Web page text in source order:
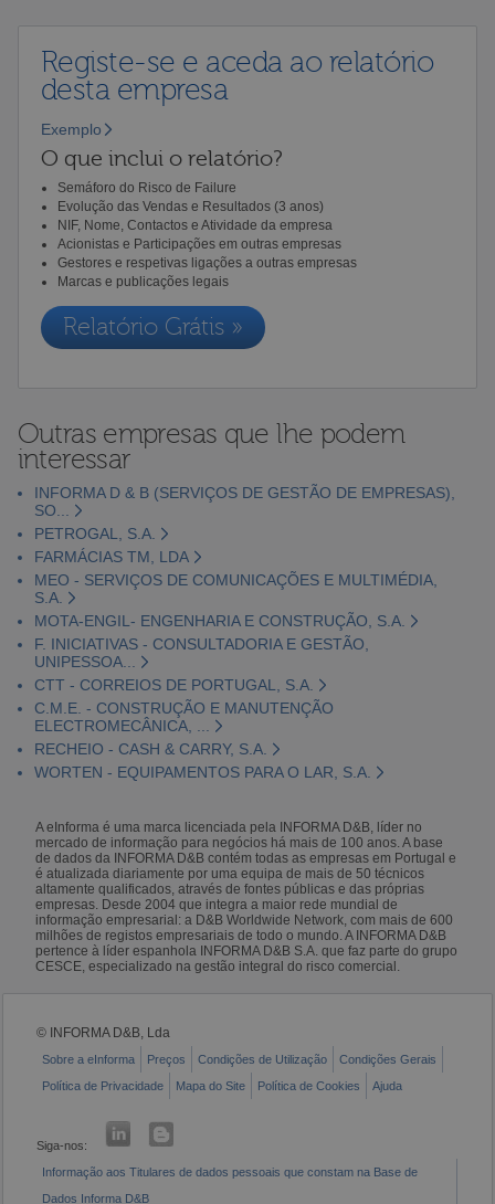
Registe-se e aceda ao relatório
desta empresa
Exemplo
O que inclui o relatório?
Semáforo do Risco de Failure
Evolução das Vendas e Resultados (3 anos)
NIF, Nome, Contactos e Atividade da empresa
Acionistas e Participações em outras empresas
Gestores e respetivas ligações a outras empresas
Marcas e publicações legais
Relatório Grátis »
Outras empresas que lhe podem
interessar
INFORMA D & B (SERVIÇOS DE GESTÃO DE EMPRESAS),
SO...
PETROGAL, S.A.
FARMÁCIAS TM, LDA
MEO - SERVIÇOS DE COMUNICAÇÕES E MULTIMÉDIA,
S.A.
MOTA-ENGIL- ENGENHARIA E CONSTRUÇÃO, S.A.
F. INICIATIVAS - CONSULTADORIA E GESTÃO,
UNIPESSOA...
CTT - CORREIOS DE PORTUGAL, S.A.
C.M.E. - CONSTRUÇÃO E MANUTENÇÃO
ELECTROMECÂNICA, ...
RECHEIO - CASH & CARRY, S.A.
WORTEN - EQUIPAMENTOS PARA O LAR, S.A.
A eInforma é uma marca licenciada pela INFORMA D&B, líder no
mercado de informação para negócios há mais de 100 anos. A base
de dados da INFORMA D&B contém todas as empresas em Portugal e
é atualizada diariamente por uma equipa de mais de 50 técnicos
altamente qualificados, através de fontes públicas e das próprias
empresas. Desde 2004 que integra a maior rede mundial de
informação empresarial: a D&B Worldwide Network, com mais de 600
milhões de registos empresariais de todo o mundo. A INFORMA D&B
pertence à líder espanhola INFORMA D&B S.A. que faz parte do grupo
CESCE, especializado na gestão integral do risco comercial.
© INFORMA D&B, Lda
Sobre a eInforma Preços Condições de Utilização
Condições Gerais
Política de Privacidade
Mapa do Site Política de Cookies Ajuda
Siga-nos:
Informação aos Titulares de dados pessoais que constam na Base de
Dados Informa D&B